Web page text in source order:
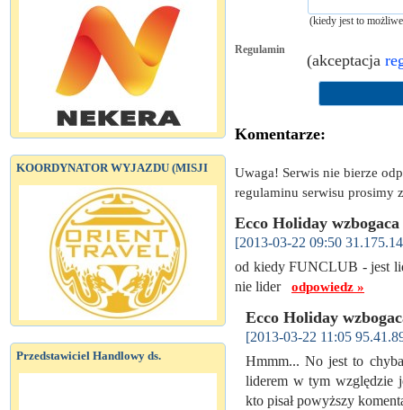
KOORDYNATOR WYJAZDU (MISJI
Przedstawiciel Handlowy ds.
(kiedy jest to
Regulamin
(akceptacja
Komentarze:
Uwaga! Serwis nie bierze
regulaminu serwisu prosimy
Ecco Holiday
[2013-03-22 09:50
od kiedy FUNCLUB - jest
nie lider odpowiedz »
Ecco Holiday
[2013-03-22 11:05
Hmmm... No jest to
liderem w tym względzie
kto pisał powyższy